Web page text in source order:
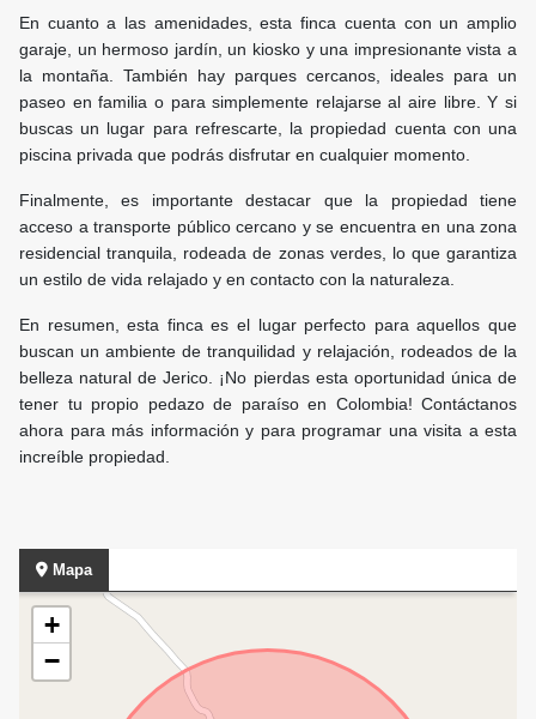
En cuanto a las amenidades, esta finca cuenta con un amplio
garaje, un hermoso jardín, un kiosko y una impresionante vista a
la montaña. También hay parques cercanos, ideales para un
paseo en familia o para simplemente relajarse al aire libre. Y si
buscas un lugar para refrescarte, la propiedad cuenta con una
piscina privada que podrás disfrutar en cualquier momento.
Finalmente, es importante destacar que la propiedad tiene
acceso a transporte público cercano y se encuentra en una zona
residencial tranquila, rodeada de zonas verdes, lo que garantiza
un estilo de vida relajado y en contacto con la naturaleza.
En resumen, esta finca es el lugar perfecto para aquellos que
buscan un ambiente de tranquilidad y relajación, rodeados de la
belleza natural de Jerico. ¡No pierdas esta oportunidad única de
tener tu propio pedazo de paraíso en Colombia! Contáctanos
ahora para más información y para programar una visita a esta
increíble propiedad.
Mapa
+
−